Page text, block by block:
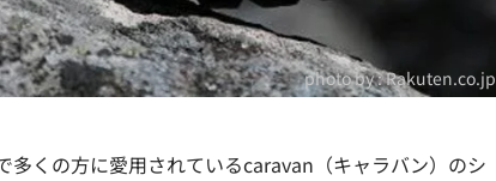
photo by :Rakuten.co.jp
多くの方に愛用されているcaravan（キャラバン）のシ